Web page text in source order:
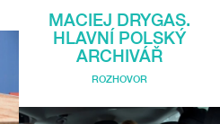
MACIEJ DRYGAS.
HLAVNÍ POLSKÝ
ARCHIVÁŘ
ROZHOVOR